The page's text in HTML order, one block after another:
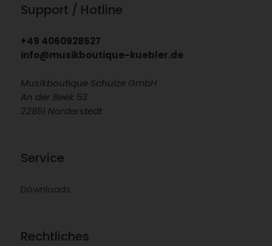
Support / Hotline
+49 4060928527
info@musikboutique-kuebler.de
Musikboutique Schulze GmbH
An der Beek 53
22851 Norderstedt
Service
Downloads
Rechtliches